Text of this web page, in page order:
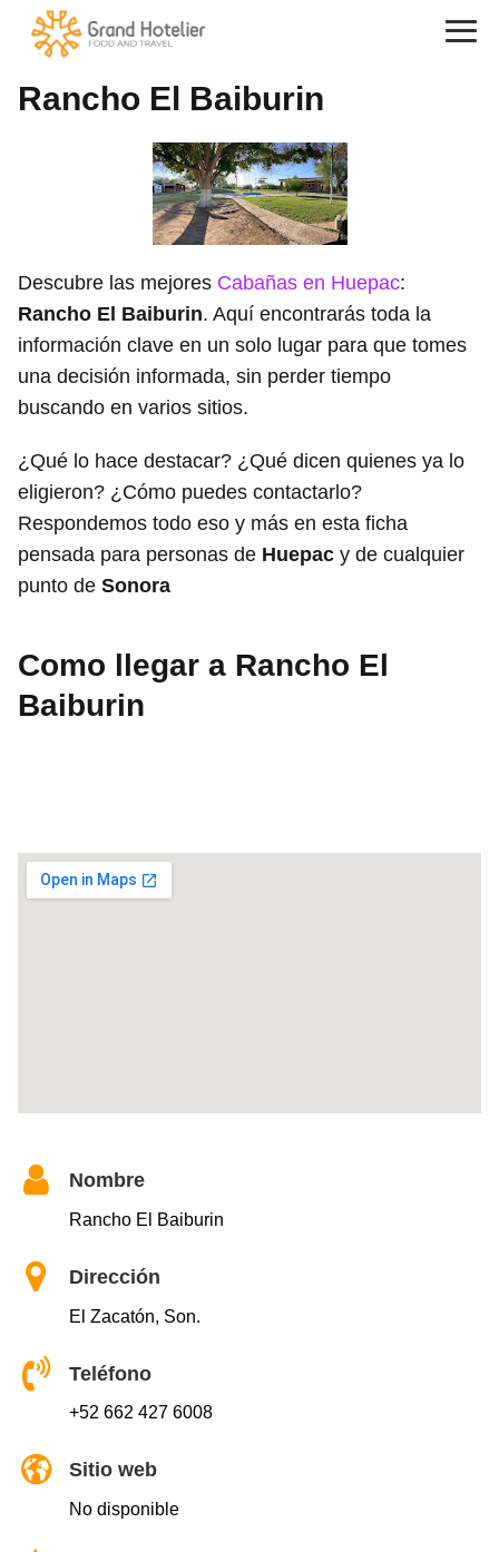
Rancho El Baiburin
Descubre las mejores Cabañas en Huepac:
Rancho El Baiburin. Aquí encontrarás toda la
información clave en un solo lugar para que tomes
una decisión informada, sin perder tiempo
buscando en varios sitios.
¿Qué lo hace destacar? ¿Qué dicen quienes ya lo
eligieron? ¿Cómo puedes contactarlo?
Respondemos todo eso y más en esta ficha
pensada para personas de Huepac y de cualquier
punto de Sonora
Como llegar a Rancho El
Baiburin
Nombre
Rancho El Baiburin
Dirección
El Zacatón, Son.
Teléfono
+52 662 427 6008
Sitio web
No disponible